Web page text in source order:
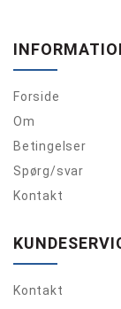
Forside
Om
Betingelser
Spørg/svar
Kontakt
Kontakt